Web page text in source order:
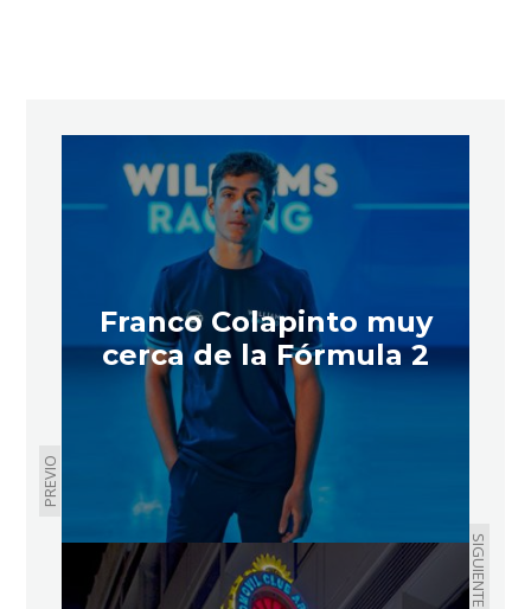
PREVIO
Franco Colapinto muy
cerca de la Fórmula 2
SIGUIENTE